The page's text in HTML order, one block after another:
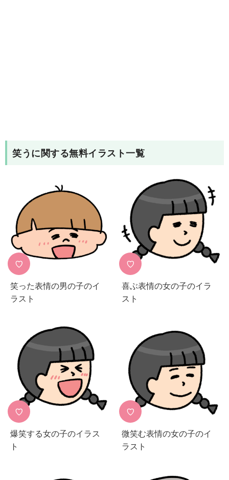
笑う に関する無料イラスト一覧
♡
笑った表情の男の子のイ
ラスト
♡
喜ぶ表情の女の子のイラ
スト
♡
爆笑する女の子のイラス
ト
♡
微笑む表情の女の子のイ
ラスト